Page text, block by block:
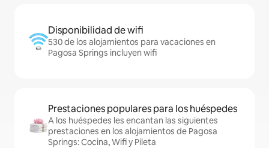
Disponibilidad de wifi
530 de los alojamientos para vacaciones en
Pagosa Springs incluyen wifi
Prestaciones populares para los huéspedes
A los huéspedes les encantan las siguientes
prestaciones en los alojamientos de Pagosa
Springs: Cocina, Wifi y Pileta